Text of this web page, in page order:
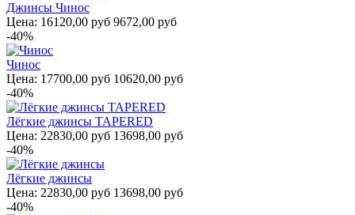
Джинсы Чинос
Цена: 16120,00 руб 9672,00 руб
-40%
Чинос
Цена: 17700,00 руб 10620,00 руб
-40%
Лёгкие джинсы TAPERED
Цена: 22830,00 руб 13698,00 руб
-40%
Лёгкие джинсы
Цена: 22830,00 руб 13698,00 руб
-40%